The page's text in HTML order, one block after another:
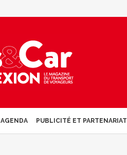
AGENDA PUBLICITÉ ET PARTENARIAT